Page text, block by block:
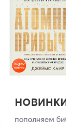
пополняем